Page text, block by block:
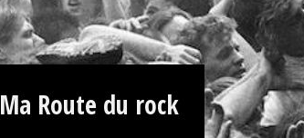
Ma Route du rock